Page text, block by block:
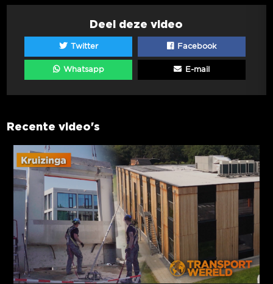
Deel deze video
Twitter Facebook
Whatsapp E-mail
Recente video's